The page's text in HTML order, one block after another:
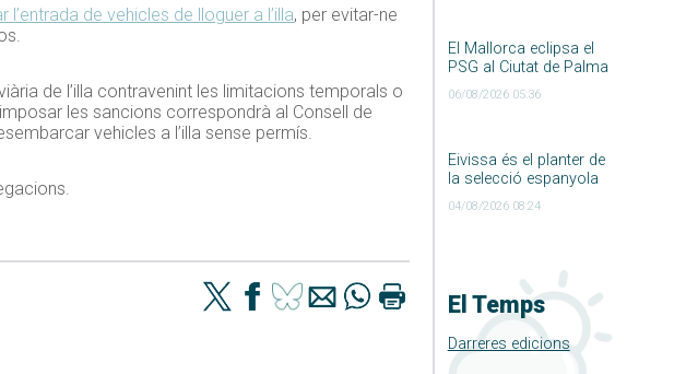
El Mallorca eclipsa el
PSG al Ciutat de Palma
06/08/2026 05:36
Eivissa és el planter de
la selecció espanyola
04/08/2026 08:24
El Temps
Darreres edicions
l’entrada de vehicles de lloguer a l’illa, per evitar-ne
de l’illa contravenint les limitacions temporals o
les sancions correspondrà al Consell de
vehicles a l’illa sense permís.